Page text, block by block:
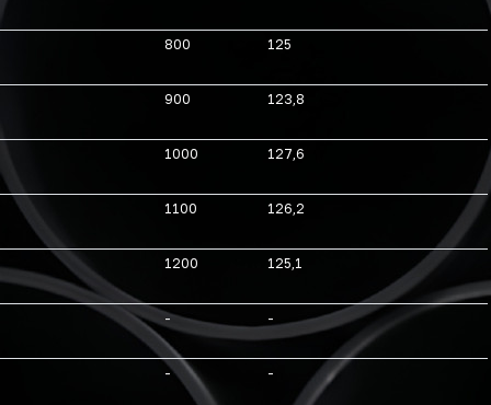
800 125
900 123,8
1000 127,6
1100 126,2
1200 125,1
- -
- -